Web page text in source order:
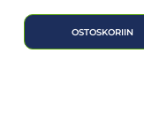
OSTOSKORIIN